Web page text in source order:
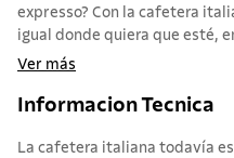
expresso? Con la cafetera
igual donde quiera que esté,
Ver más
Informacion Tecnica
La cafetera italiana todavía